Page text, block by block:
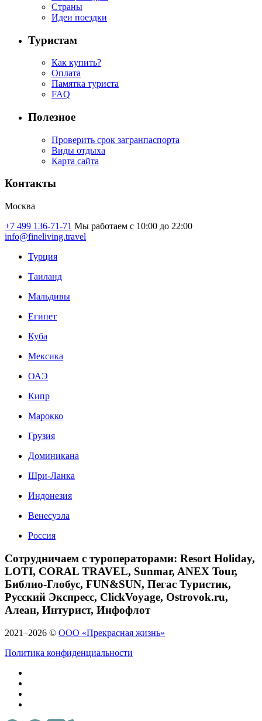
Страны
Идеи поездки
Туристам
Как купить?
Оплата
Памятка туриста
FAQ
Полезное
Проверить срок загранпаспорта
Виды отдыха
Карта сайта
Контакты
Москва
+7 499 136-71-71 Мы работаем с 10:00 до 22:00
info@fineliving.travel
Турция
Таиланд
Мальдивы
Египет
Куба
Мексика
ОАЭ
Кипр
Марокко
Грузия
Доминикана
Шри-Ланка
Индонезия
Венесуэла
Россия
Сотрудничаем с туроператорами: Resort Holiday,
LOTI, CORAL TRAVEL, Sunmar, ANEX Tour,
Библио-Глобус, FUN&SUN, Пегас Туристик,
Русский Экспресс, ClickVoyage, Ostrovok.ru,
Алеан, Интурист, Инфофлот
2021–2026 © ООО «Прекрасная жизнь»
Политика конфиденциальности